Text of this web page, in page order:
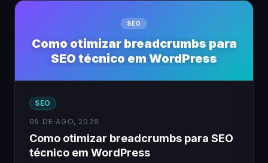
SEO
Como otimizar breadcrumbs para
SEO técnico em WordPress
SEO
05 DE AGO, 2026
Como otimizar breadcrumbs para SEO
técnico em WordPress